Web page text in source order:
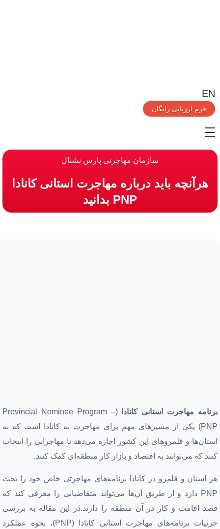
EN
فرم ارزیابی رایگان
سازمان مهاجرتی پارس نشنال
هرآنچه باید درباره مهاجرت استانی کانادا
PNP بدانید
برنامه مهاجرت استانی کانادا
(Provincial Nominee Program –
PNP) یکی از مسیرهای مهم برای مهاجرت به کانادا است که به
استان‌ها و قلمروهای این کشور اجازه می‌دهد تا مهاجرانی را انتخاب
کنند که می‌توانند به اقتصاد و بازار کار منطقه‌ای کمک کنند.
هر استان و قلمرو در کانادا برنامه‌های مهاجرتی خاص خود را تحت
PNP دارد و از طریق آن‌ها می‌تواند متقاضیانی را معرفی کند که
قصد اقامت و کار در آن منطقه را دارند.در این مقاله به بررسی
جزئیات برنامه‌های مهاجرت استانی کانادا (PNP)، نحوه عملکرد